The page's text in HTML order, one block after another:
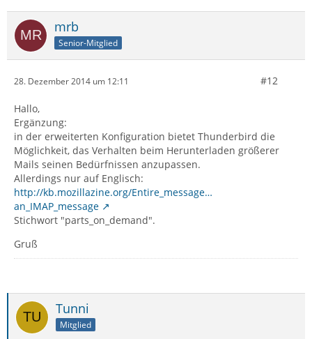
mrb
Senior-Mitglied
28. Dezember 2014 um 12:11 #12
Hallo,
Ergänzung:
in der erweiterten Konfiguration bietet Thunderbird die
Möglichkeit, das Verhalten beim Herunterladen größerer
Mails seinen Bedürfnissen anzupassen.
Allerdings nur auf Englisch:
http://kb.mozillazine.org/Entire_message…
an_IMAP_message
Stichwort "parts_on_demand".
Gruß
Tunni
Mitglied